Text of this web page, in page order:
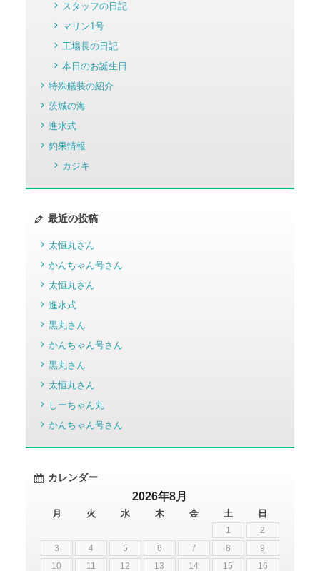
スタッフの日記
マリン1号
工場長の日記
本日のお誕生日
特殊艤装の紹介
茨城の海
進水式
釣果情報
カジキ
最近の投稿
太恒丸さん
かんちゃん号さん
太恒丸さん
進水式
黒丸さん
かんちゃん号さん
黒丸さん
太恒丸さん
しーちゃん丸
かんちゃん号さん
カレンダー
2026年8月
月 火 水 木 金 土 日
1
2
3
4 5 6 7 8
9
10
11 12 13 14 15 16